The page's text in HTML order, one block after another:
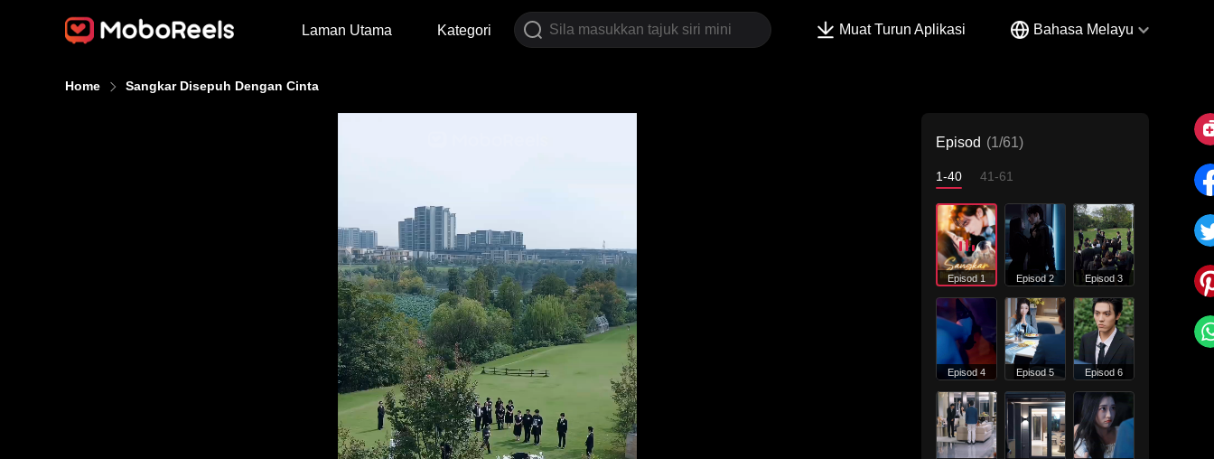
Laman Utama Kategori Muat Turun Aplikasi Bahasa Melayu
Home Sangkar Disepuh Dengan Cinta
Episod (1/61)
1-40 41-61
Episod 1 Episod 2 Episod 3
Episod 4 Episod 5 Episod 6